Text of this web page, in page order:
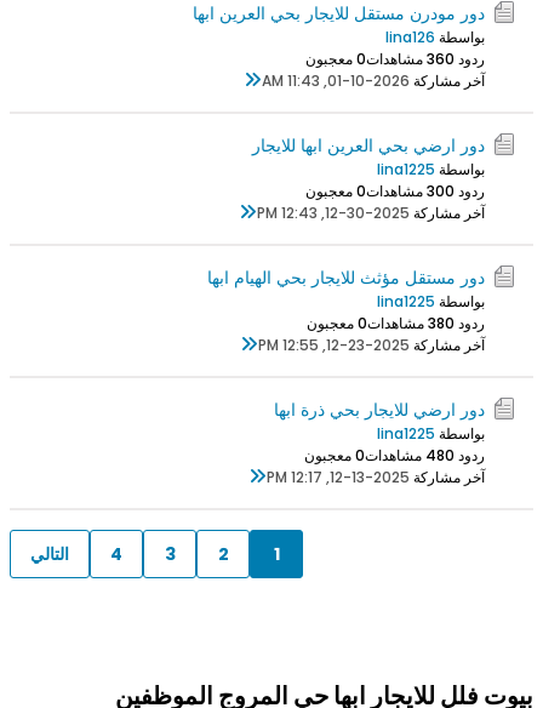
دور مودرن مستقل للايجار بحي العرين ابها
بواسطة lina126
ردود 0
36 مشاهدات
0 معجبون
آخر مشاركة 01-10-2026, 11:43 AM
دور ارضي بحي العرين ابها للايجار
بواسطة lina1225
ردود 0
30 مشاهدات
0 معجبون
آخر مشاركة 12-30-2025, 12:43 PM
دور مستقل مؤثث للايجار بحي الهيام ابها
بواسطة lina1225
ردود 0
38 مشاهدات
0 معجبون
آخر مشاركة 12-23-2025, 12:55 PM
دور ارضي للايجار بحي ذرة ابها
بواسطة lina1225
ردود 0
48 مشاهدات
0 معجبون
آخر مشاركة 12-13-2025, 12:17 PM
1
2
3
4 التالي
بيوت فلل للايجار ابها حي المروج الموظفين